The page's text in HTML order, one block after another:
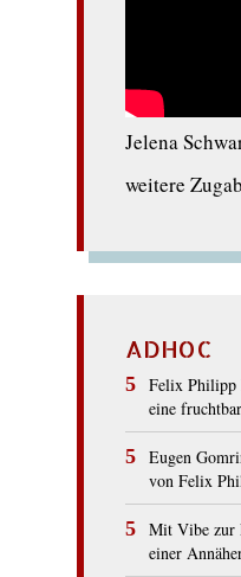
Jelena
weitere
ADHOC
Felix Philipp
eine
Eugen
von Felix
Mit Vibe zur
einer